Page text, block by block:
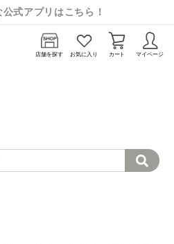
式アプリはこちら！
店舗を探す お気に入り カート マイページ